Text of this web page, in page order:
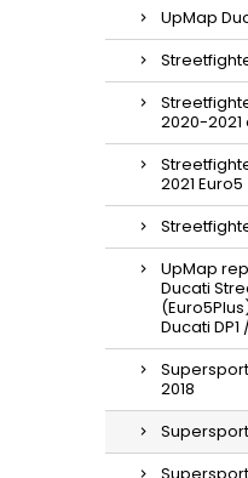
UpMap
2020-
2021 Euro5
UpMap
Ducati
Ducati DP1
2018